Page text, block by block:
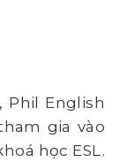
Phil English
gia vào
học ESL.